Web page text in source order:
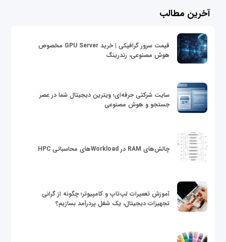
آخرین مطالب
قیمت سرور گرافیکی | خرید GPU Server مخصوص
هوش مصنوعی، رندرینگ
سایت شرکتی حرفه‌ای؛ ویترین دیجیتال شما در عصر
جستجو و هوش مصنوعی
چالش‌های RAM در Workloadهای محاسباتی HPC
آموزش تعمیرات لپ‌تاپ و کامپیوتر؛ چگونه از گرانی
تجهیزات دیجیتال، یک شغل پردرآمد بسازیم؟